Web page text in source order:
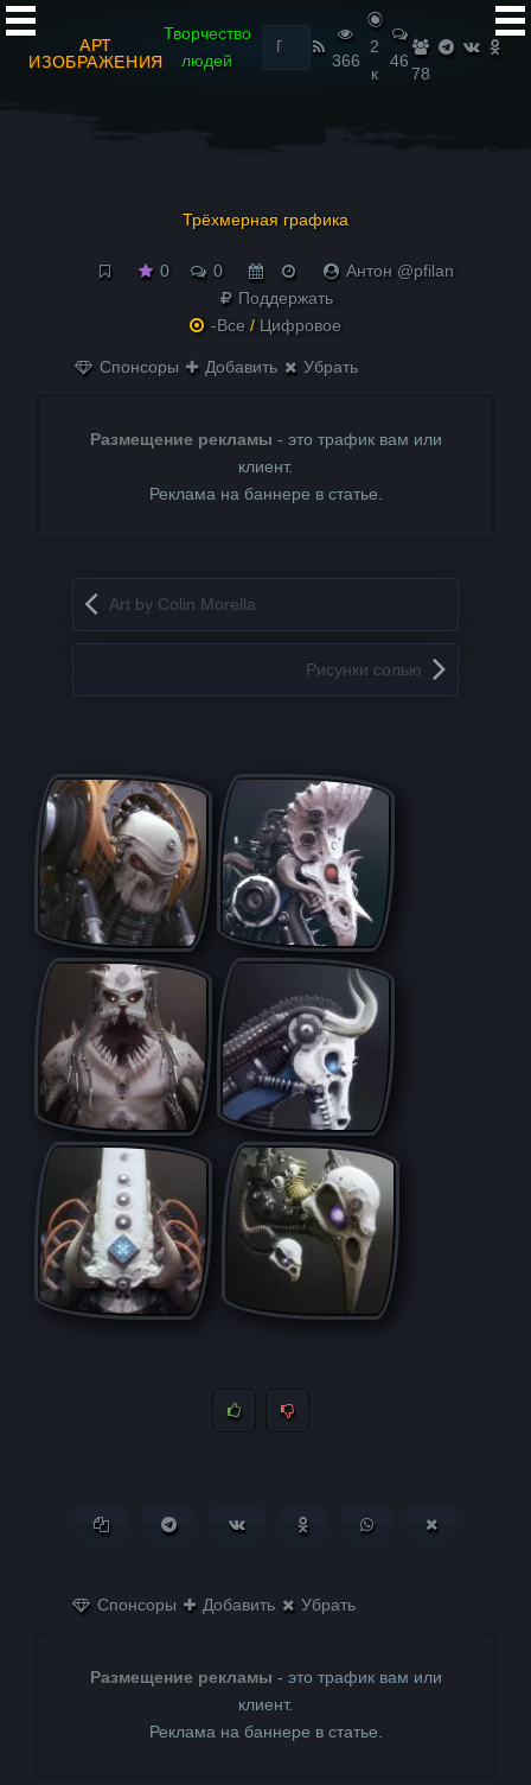
АРТ
ИЗОБРАЖЕНИЯ
Творчество
людей
Найти:
366
2
к
46
78
Трёхмерная графика
0 0
Антон @pfilan
Поддержать
-Все / Цифровое
Спонсоры Добавить Убрать
Размещение рекламы - это трафик вам или
клиент.
Реклама на баннере в статье.
Запись навигация
Art by Colin Morella
Рисунки солью
Копировать ссылкуПоделиться в Telegram
Поделиться ВКонтактеПоделиться в
Поделиться в
Спонсоры Добавить Убрать
Размещение рекламы - это трафик вам или
клиент.
Реклама на баннере в статье.